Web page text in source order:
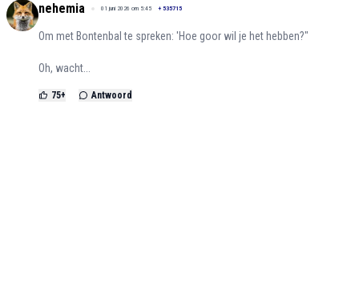
nehemia 01 juni 2026 om 5:45 + 535715
Om met Bontenbal te spreken: 'Hoe goor wil je het hebben?"
Oh, wacht...
75+ Antwoord